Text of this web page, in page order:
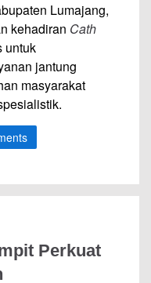
Lumajang,
kehadiran Cath
untuk
jantung
masyarakat
Perkuat